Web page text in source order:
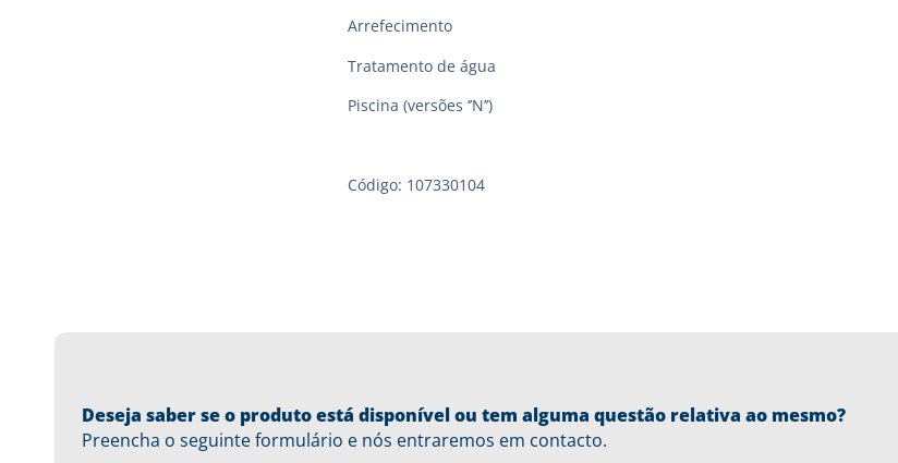
Arrefecimento
Tratamento de água
Piscina (versões ‘’N’’)
Código: 107330104
Deseja saber se o produto está disponível ou tem alguma questão relativa ao mesmo?
Preencha o seguinte formulário e nós entraremos em contacto.